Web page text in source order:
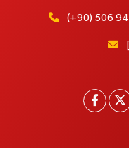
(+90) 506